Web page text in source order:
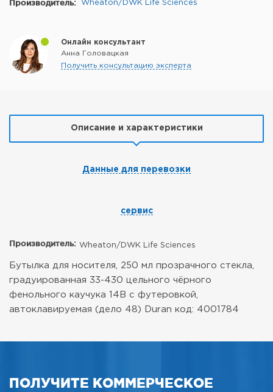
Производитель: Wheaton/DWK Life Sciences
Онлайн консультант
Анна Головацкая
Получить консультацию эксперта
Описание и характеристики
Данные для перевозки
сервис
Производитель: Wheaton/DWK Life Sciences
Бутылка для носителя, 250 мл прозрачного стекла,
градуированная 33-430 цельного чёрного
фенольного каучука 14B с футеровкой,
автоклавируемая (дело 48)
Duran код: 4001784
ПОЛУЧИТЕ КОММЕРЧЕСКОЕ